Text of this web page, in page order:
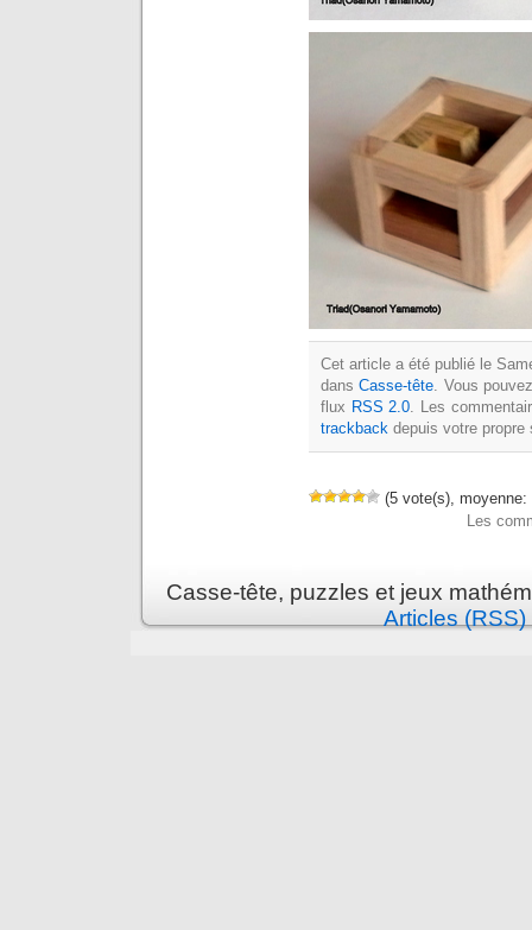
Cet article a été publié le
dansCasse-tête. Vous
flux RSS 2.0. Les
trackback depuis votre
(5 vote(s), moyenne:
Les
Casse-tête, puzzles et jeux
Articles (RSS)